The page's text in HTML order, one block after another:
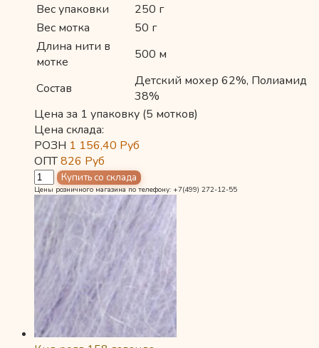
Вес упаковки
250 г
Вес мотка
50 г
Длина нити в
мотке
500 м
Состав
Детский мохер 62%, Полиамид
38%
Цена за 1 упаковку (5 мотков)
Цена склада:
РОЗН 1 156,40 Руб
ОПТ826 Руб
Цены розничного магазина по телефону: +7(499) 272-12-55